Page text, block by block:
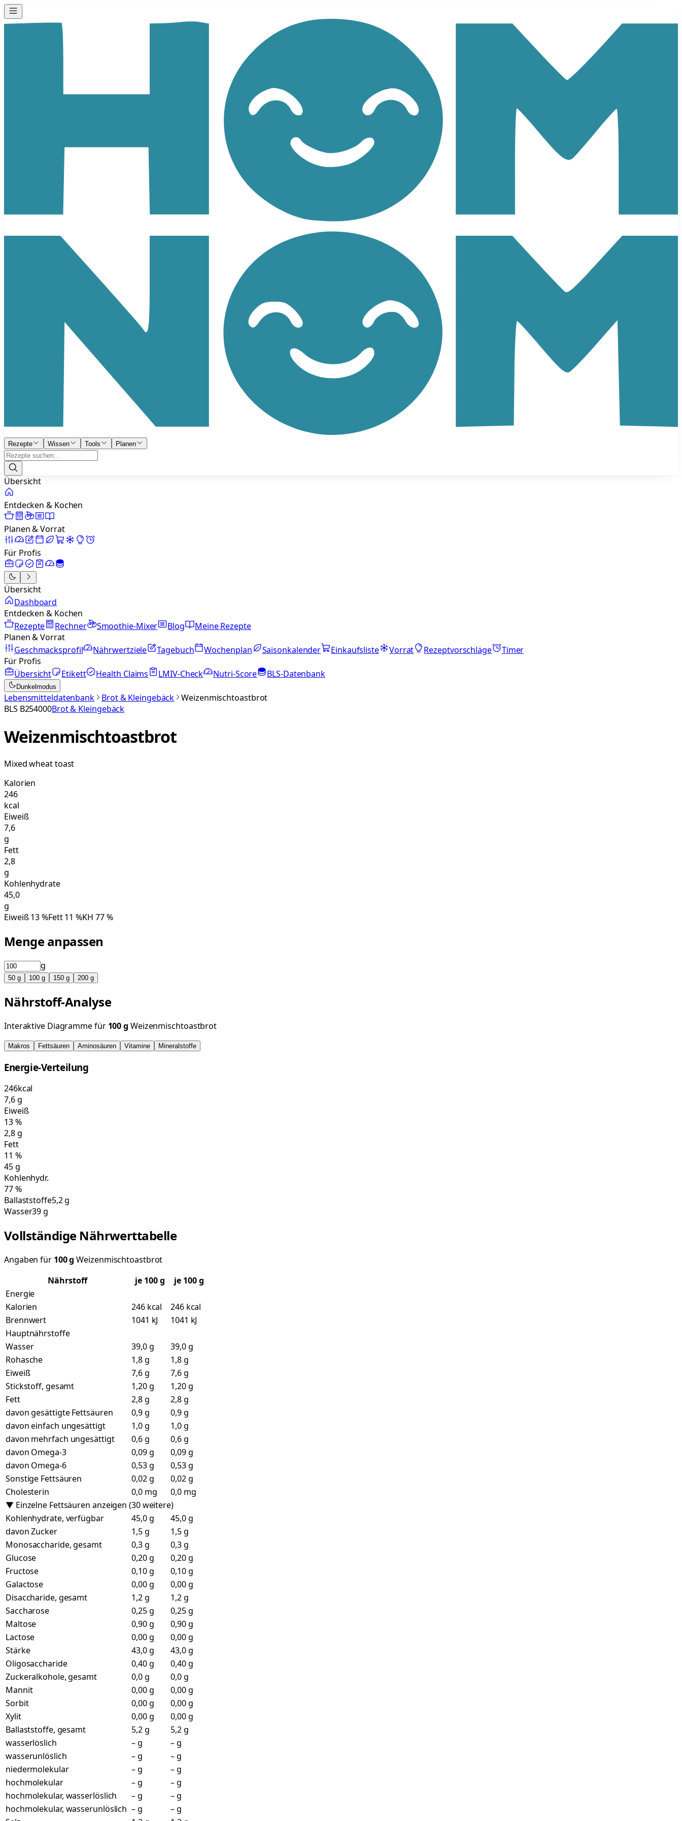
Rezepte Wissen Tools Planen
Übersicht
Entdecken & Kochen
Planen & Vorrat
Für Profis
Übersicht
Dashboard
Entdecken & Kochen
Rezepte
Rechner Smoothie-Mixer Blog
Meine Rezepte
Planen & Vorrat
Geschmacksprofil
Nährwertziele Tagebuch Wochenplan Saisonkalender Einkaufsliste Vorrat Rezeptvorschläge
Timer
Für Profis
Übersicht
Etikett Health Claims LMIV-Check Nutri-Score BLS-Datenbank
Dunkelmodus
Lebensmitteldatenbank Brot & Kleingebäck
Weizenmischtoastbrot
BLS B254000Brot & Kleingebäck
Weizenmischtoastbrot
Mixed wheat toast
Kalorien
246
kcal
Eiweiß
7,6
g
Fett
2,8
g
Kohlenhydrate
45,0
g
Eiweiß13%Fett11 %KH 77%
Menge anpassen
g
50 g 100 g 150 g 200 g
Nährstoff-Analyse
Interaktive Diagramme für 100g Weizenmischtoastbrot
Makros Fettsäuren Aminosäuren Vitamine Mineralstoffe
Energie-Verteilung
246kcal
7,6g
Eiweiß
13%
2,8g
Fett
11 %
45g
Kohlenhydr.
77%
Ballaststoffe5,2 g
Wasser39 g
Vollständige Nährwerttabelle
Angaben für 100g Weizenmischtoastbrot
Nährstoff
je 100g
je 100 g
Energie
Kalorien
246 kcal
246 kcal
Brennwert
1041 kJ
1041 kJ
Hauptnährstoffe
Wasser
39,0 g
39,0 g
Rohasche
1,8 g
1,8 g
Eiweiß
7,6 g
7,6 g
Stickstoff, gesamt
1,20 g
1,20 g
Fett
2,8 g
2,8 g
davon gesättigte Fettsäuren
0,9 g
0,9 g
davon einfach ungesättigt
1,0 g
1,0 g
davon mehrfach ungesättigt
0,6 g
0,6 g
davon Omega-3
0,09 g
0,09 g
davon Omega-6
0,53 g
0,53 g
Sonstige Fettsäuren
0,02 g
0,02 g
Cholesterin
0,0 mg
0,0 mg
▼ Einzelne Fettsäuren anzeigen (30 weitere)
Kohlenhydrate, verfügbar
45,0 g
45,0 g
davon Zucker
1,5 g
1,5 g
Monosaccharide, gesamt
0,3 g
0,3 g
Glucose
0,20 g
0,20 g
Fructose
0,10 g
0,10 g
Galactose
0,00 g
0,00 g
Disaccharide, gesamt
1,2 g
1,2 g
Saccharose
0,25 g
0,25 g
Maltose
0,90 g
0,90 g
Lactose
0,00 g
0,00 g
Stärke
43,0 g
43,0 g
Oligosaccharide
0,40 g
0,40 g
Zuckeralkohole, gesamt
0,0 g
0,0 g
Mannit
0,00 g
0,00 g
Sorbit
0,00 g
0,00 g
Xylit
0,00 g
0,00 g
Ballaststoffe, gesamt
5,2 g
5,2 g
wasserlöslich
– g
– g
wasserunlöslich
– g
– g
niedermolekular
– g
– g
hochmolekular
– g
– g
hochmolekular, wasserlöslich
– g
– g
hochmolekular, wasserunlöslich – g
– g